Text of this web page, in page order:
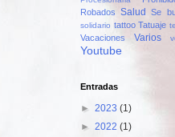
Robados Salud Se
solidario tattoo Tatuaje
Vacaciones
Varios
Youtube
Entradas
► 2023 (1)
► 2022 (1)